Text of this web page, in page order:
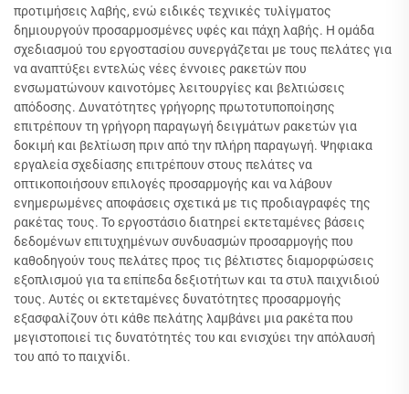
προτιμήσεις λαβής, ενώ ειδικές τεχνικές τυλίγματος
δημιουργούν προσαρμοσμένες υφές και πάχη λαβής. Η ομάδα
σχεδιασμού του εργοστασίου συνεργάζεται με τους πελάτες για
να αναπτύξει εντελώς νέες έννοιες ρακετών που
ενσωματώνουν καινοτόμες λειτουργίες και βελτιώσεις
απόδοσης. Δυνατότητες γρήγορης πρωτοτυποποίησης
επιτρέπουν τη γρήγορη παραγωγή δειγμάτων ρακετών για
δοκιμή και βελτίωση πριν από την πλήρη παραγωγή. Ψηφιακα
εργαλεία σχεδίασης επιτρέπουν στους πελάτες να
οπτικοποιήσουν επιλογές προσαρμογής και να λάβουν
ενημερωμένες αποφάσεις σχετικά με τις προδιαγραφές της
ρακέτας τους. Το εργοστάσιο διατηρεί εκτεταμένες βάσεις
δεδομένων επιτυχημένων συνδυασμών προσαρμογής που
καθοδηγούν τους πελάτες προς τις βέλτιστες διαμορφώσεις
εξοπλισμού για τα επίπεδα δεξιοτήτων και τα στυλ παιχνιδιού
τους. Αυτές οι εκτεταμένες δυνατότητες προσαρμογής
εξασφαλίζουν ότι κάθε πελάτης λαμβάνει μια ρακέτα που
μεγιστοποιεί τις δυνατότητές του και ενισχύει την απόλαυσή
του από το παιχνίδι.